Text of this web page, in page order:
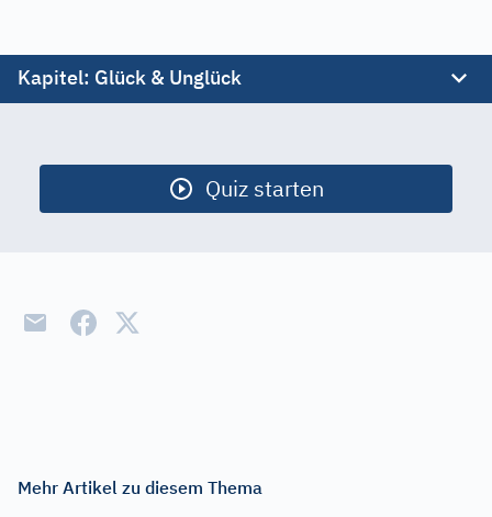
Kapitel: Glück & Unglück
Gerecht & Ungerecht
Krieg & Frieden
Hoffen & Bangen
Quiz starten
Mehr Artikel zu diesem Thema